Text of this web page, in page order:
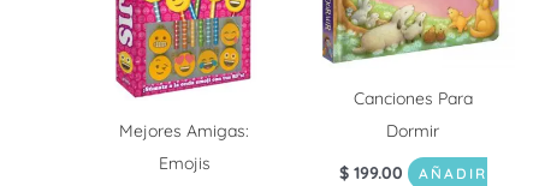
Mejores Amigas:
Emojis
Canciones Para
Dormir
$199.00
AÑADIR